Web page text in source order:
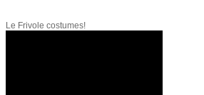
Le Frivole costumes!